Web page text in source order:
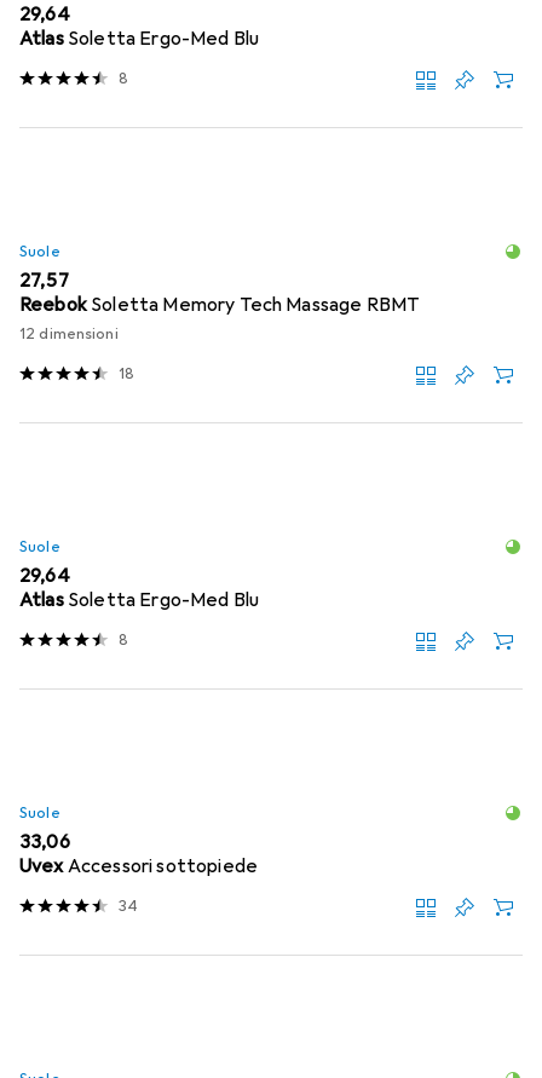
EUR
29,64
Atlas Soletta Ergo-Med Blu
8
Suole
EUR
27,57
Reebok Soletta Memory Tech Massage RBMT
12 dimensioni
18
Suole
EUR
29,64
Atlas Soletta Ergo-Med Blu
8
Suole
EUR
33,06
UvexAccessori sottopiede
34